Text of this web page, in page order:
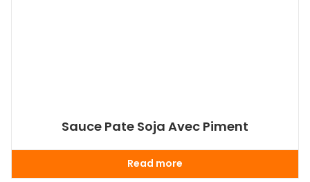
Sauce Pate Soja Avec Piment
Read more